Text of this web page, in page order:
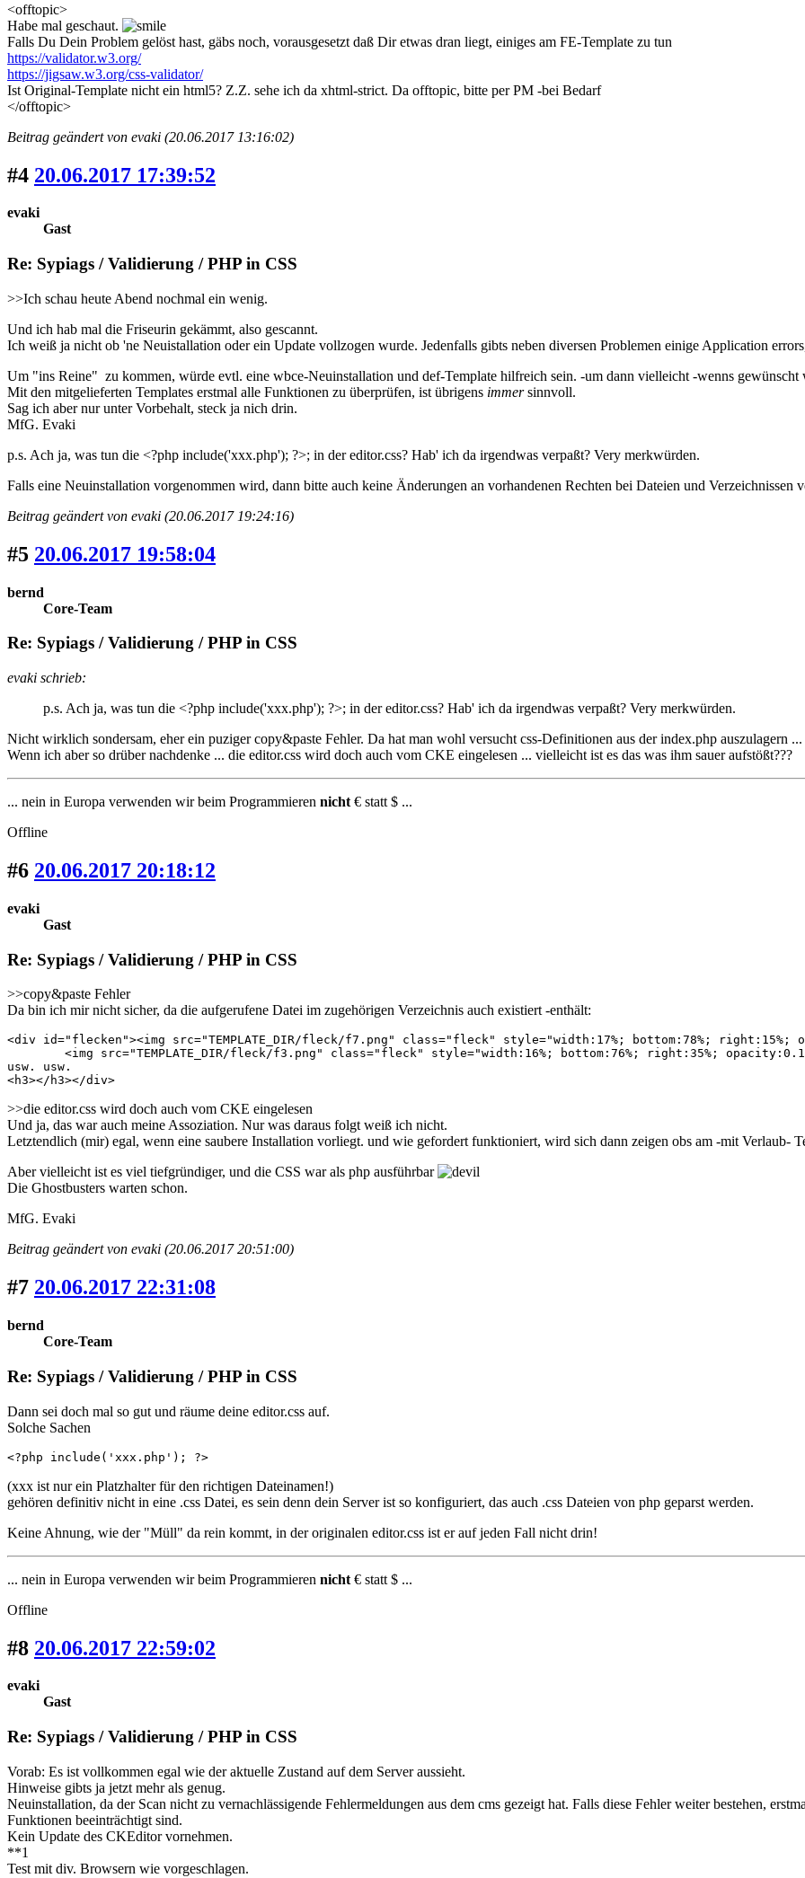
<offtopic>
Habe mal geschaut.
Falls Du Dein Problem gelöst hast, gäbs noch, vorausgesetzt daß Dir etwas dran liegt, einiges am FE-Template zu tun
https://validator.w3.org/
https://jigsaw.w3.org/css-validator/
Ist Original-Template nicht ein html5? Z.Z. sehe ich da xhtml-strict. Da offtopic, bitte per PM -bei Bedarf
</offtopic>
Beitrag geändert von evaki (20.06.2017 13:16:02)
#4 20.06.2017 17:39:52
evaki
Gast
Re: Sypiags / Validierung / PHP in CSS
>>Ich schau heute Abend nochmal ein wenig.
Und ich hab mal die Friseurin gekämmt, also gescannt.
Ich weiß ja nicht ob 'ne Neuistallation oder ein Update vollzogen wurde. Jedenfalls gibts neben diversen Problemen einige Application
Um "ins Reine" zu kommen, würde evtl. eine wbce-Neuinstallation und def-Template hilfreich sein. -um dann vielleicht -wenns
Mit den mitgelieferten Templates erstmal alle Funktionen zu überprüfen, ist übrigens immersinnvoll.
Sag ich aber nur unter Vorbehalt, steck ja nich drin.
MfG. Evaki
p.s. Ach ja, was tun die <?php include('xxx.php'); ?>; in der editor.css? Hab' ich da irgendwas verpaßt? Very merkwürden.
Falls eine Neuinstallation vorgenommen wird, dann bitte auch keine Änderungen an vorhandenen Rechten bei Dateien und Verzeichnissen
Beitrag geändert von evaki (20.06.2017 19:24:16)
#5 20.06.2017 19:58:04
bernd
Core-Team
Re: Sypiags / Validierung / PHP in CSS
evaki schrieb:
p.s. Ach ja, was tun die <?php include('xxx.php'); ?>; in der editor.css? Hab' ich da irgendwas verpaßt? Very merkwürden.
Nicht wirklich sondersam, eher ein puziger copy&paste Fehler. Da hat man wohl versucht css-Definitionen aus der index.php auszulagern ...
Wenn ich aber so drüber nachdenke ... die editor.css wird doch auch vom CKE eingelesen ... vielleicht ist es das was ihm sauer aufstößt???
... nein in Europa verwenden wir beim Programmieren nicht € statt $ ...
Offline
#6 20.06.2017 20:18:12
evaki
Gast
Re: Sypiags / Validierung / PHP in CSS
>>copy&paste Fehler
Da bin ich mir nicht sicher, da die aufgerufene Datei im zugehörigen Verzeichnis auch existiert -enthält:
<div id="flecken"><img src="TEMPLATE_DIR/fleck/f7.png" class="fleck" style="width:17%; bottom:78%;
usw. usw.
<h3></h3></div>
>>die editor.css wird doch auch vom CKE eingelesen
Und ja, das war auch meine Assoziation. Nur was daraus folgt weiß ich nicht.
Letztendlich (mir) egal, wenn eine saubere Installation vorliegt. und wie gefordert funktioniert, wird sich dann zeigen obs am -mit Verlaub-
Aber vielleicht ist es viel tiefgründiger, und die CSS war als php ausführbar
Die Ghostbusters warten schon.
MfG. Evaki
Beitrag geändert von evaki (20.06.2017 20:51:00)
#7 20.06.2017 22:31:08
bernd
Core-Team
Re: Sypiags / Validierung / PHP in CSS
Dann sei doch mal so gut und räume deine editor.css auf.
Solche Sachen
<?php include('xxx.php'); ?>
(xxx ist nur ein Platzhalter für den richtigen Dateinamen!)
gehören definitiv nicht in eine .css Datei, es sein denn dein Server ist so konfiguriert, das auch .css Dateien von php geparst werden.
Keine Ahnung, wie der "Müll" da rein kommt, in der originalen editor.css ist er auf jeden Fall nicht drin!
... nein in Europa verwenden wir beim Programmieren nicht € statt $ ...
Offline
#8 20.06.2017 22:59:02
evaki
Gast
Re: Sypiags / Validierung / PHP in CSS
Vorab: Es ist vollkommen egal wie der aktuelle Zustand auf dem Server aussieht.
Hinweise gibts ja jetzt mehr als genug.
Neuinstallation, da der Scan nicht zu vernachlässigende Fehlermeldungen aus dem cms gezeigt hat. Falls diese Fehler weiter bestehen,
Funktionen beeinträchtigt sind.
Kein Update des CKEditor vornehmen.
**1
Test mit div. Browsern wie vorgeschlagen.